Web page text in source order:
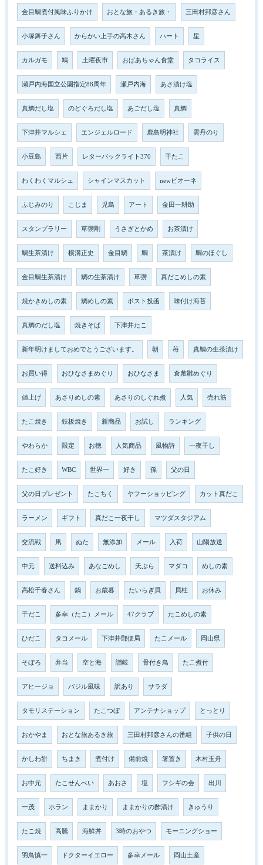
金目鯛煮付風味ふりかけ おとな旅・あるき旅・ 三田村邦彦さん
小塚舞子さん からかい上手の高木さん ハート 星
カルガモ 鳩 土曜夜市 おばあちゃん食堂 タコライス
瀬戸内海国立公園指定88周年 瀬戸内海 あさ漬け塩
真鯛だし塩 のどぐろだし塩 あごだし塩 真鯛
下津井マルシェ エンジェルロード 鹿島明神社 雲丹のり
小豆島 西片 レターパックライト370 干たこ
わくわくマルシェ シャインマスカット newピオーネ
ふじみのり こじま 児島 アート 金田一耕助
スタンプラリー 草彅剛 うさぎとかめ お茶漬け
鯛生茶漬け 横溝正史 金目鯛 鯛 茶漬け 鯛のほぐし
金目鯛生茶漬け 鯛の生茶漬け 草彅 真だこめしの素
焼かきめしの素 鯛めしの素 ポスト投函 味付け海苔
真鯛のだし塩 焼きそば 下津井たこ
新年明けましておめでとうございます。 朝 苺 真鯛の生茶漬け
お買い得 おひなさまめぐり おひなさま 倉敷雛めぐり
値上げ あさりめしの素 あさりのしぐれ煮 人気 売れ筋
たこ焼き 鉄板焼き 新商品 お試し ランキング
やわらか 限定 お徳 人気商品 風物詩 一夜干し
たこ好き WBC 世界一 好き 孫 父の日
父の日プレゼント たこちく ヤフーショッピング カット真だこ
ラーメン ギフト 真だこ一夜干し マツダスタジアム
交流戦 凧 ぬた 無添加 メール 入荷 山陽放送
中元 送料込み あなごめし 天ぷら マダコ めしの素
高松千春さん 鍋 お歳暮 たいらぎ貝 貝柱 お休み
干だこ 多幸（たこ）メール 47クラブ たこめしの素
ひだこ タコメール 下津井郵便局 たこメール 岡山県
そぼろ 弁当 空と海 讃岐 骨付き鳥 たこ煮付
アヒージョ バジル風味 訳あり サラダ
タモリステーション たこつぼ アンテナショップ とっとり
おかやま おとな旅あるき旅 三田村邦彦さんの番組 子供の日
かしわ餅 ちまき 煮付け 備前焼 箸置き 木村玉舟
お中元 たこせんべい あおさ 塩 フシギの会 出川
一茂 ホラン ままかり ままかりの酢漬け きゅうり
たこ焼 高騰 海鮮丼 3時のおやつ モーニングショー
羽鳥慎一 ドクターイエロー 多幸メール 岡山土産